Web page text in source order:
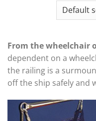
From the wheelchair
dependent on a
the railing is a
off the ship safely and